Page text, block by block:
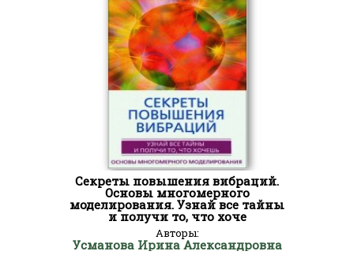
Секреты повышения вибраций.
Основы многомерного
моделирования. Узнай все тайны
и получи то, что хоче
Авторы:
Усманова Ирина Александровна